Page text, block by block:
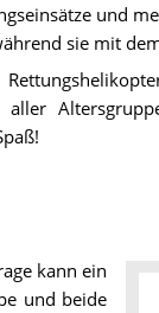
und
sie mit
kann ein
und beide